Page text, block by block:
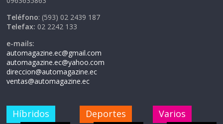
Teléfono: (593) 02 2439 187
Telefax: 02 2242 133
e-mails:
automagazine.ec@gmail.com
automagazine.ec@yahoo.com
direccion@automagazine.ec
ventas@automagazine.ec
Híbridos Deportes Varios